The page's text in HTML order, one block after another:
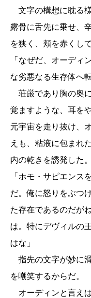
文字の構想に耽る
露骨に舌先に乗せ、
を狭く、頬を赤くし
「なぜだ、オーディ
な劣悪なる生存体へ
荘厳であり胸の奥
覚ますような、耳を
元宇宙を走り抜け、
えも、粘液に包まれ
内の乾きを誘発した。
「ホモ・サピエンス
だ。俺に怒りをぶつ
た存在であるのだが
は。特にデヴィルの
はな」
指先の文字が妙に
を嘲笑するからだ。
オーディンと言え